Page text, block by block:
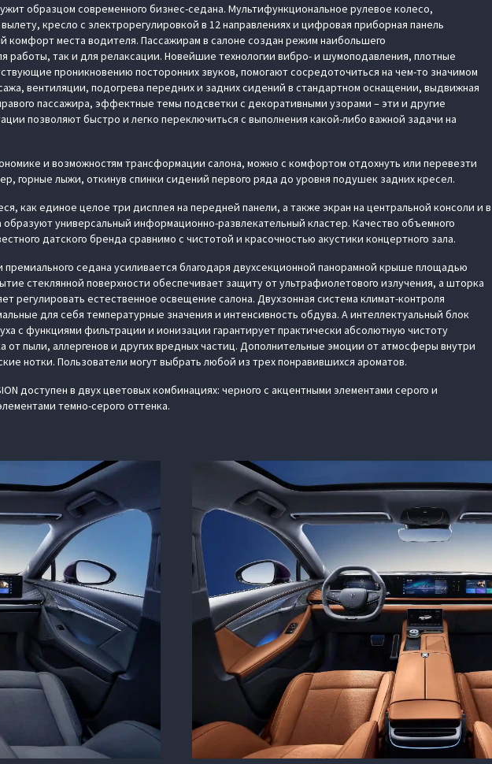
образцом современного бизнес-седана. Мультифункциональное рулевое колесо,
кресло с электрорегулировкой в 12 направлениях и цифровая приборная панель
комфорт места водителя. Пассажирам в салоне создан режим наибольшего
работы, так и для релаксации. Новейшие технологии вибро- и шумоподавления, плотные
проникновению посторонних звуков, помогают сосредоточиться на чем-то значимом
вентиляции, подогрева передних и задних сидений в стандартном оснащении, выдвижная
пассажира, эффектные темы подсветки с декоративными узорами – эти и другие
позволяют быстро и легко переключиться с выполнения какой-либо важной задачи на
и возможностям трансформации салона, можно с комфортом отдохнуть или перевезти
горные лыжи, откинув спинки сидений первого ряда до уровня подушек задних кресел.
как единое целое три дисплея на передней панели, а также экран на центральной консоли и в
универсальный информационно-развлекательный кластер. Качество объемного
датского бренда сравнимо с чистотой и красочностью акустики концертного зала.
седана усиливается благодаря двухсекционной панорамной крыше площадью
стеклянной поверхности обеспечивает защиту от ультрафиолетового излучения, а шторка
регулировать естественное освещение салона. Двухзонная система климат-контроля
для себя температурные значения и интенсивность обдува. А интеллектуальный блок
с функциями фильтрации и ионизации гарантирует практически абсолютную чистоту
от пыли, аллергенов и других вредных частиц. Дополнительные эмоции от атмосферы внутри
нотки. Пользователи могут выбрать любой из трех понравившихся ароматов.
доступен в двух цветовых комбинациях: черного с акцентными элементами серого и
темно-серого оттенка.